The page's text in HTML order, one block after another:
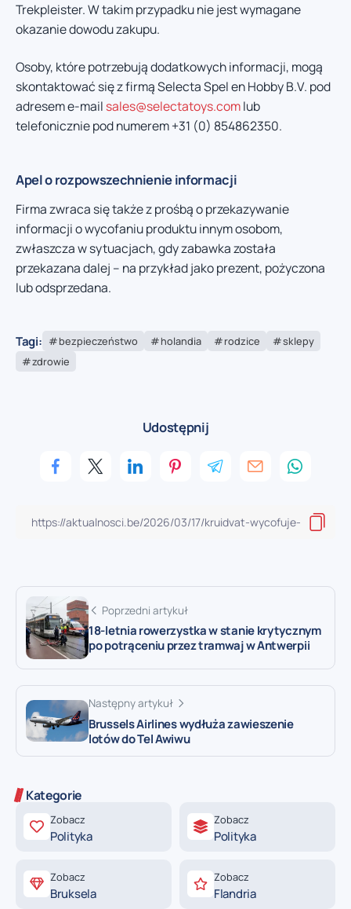
Trekpleister. W takim przypadku nie jest wymagane
okazanie dowodu zakupu.
Osoby, które potrzebują dodatkowych informacji, mogą
skontaktować się z firmą Selecta Spel en Hobby B.V. pod
adresem e-mail sales@selectatoys.comlub
telefonicznie pod numerem +31 (0) 854862350.
Apel o rozpowszechnienie informacji
Firma zwraca się także z prośbą o przekazywanie
informacji o wycofaniu produktu innym osobom,
zwłaszcza w sytuacjach, gdy zabawka została
przekazana dalej – na przykład jako prezent, pożyczona
lub odsprzedana.
Tagi: bezpieczeństwo holandia rodzice
sklepy
zdrowie
Udostępnij
Poprzedni artykuł
18-letnia rowerzystka w stanie krytycznym
po potrąceniu przez tramwaj w Antwerpii
Następny artykuł
Brussels Airlines wydłuża zawieszenie
lotów do Tel Awiwu
Kategorie
Zobacz
Polityka
Zobacz
Polityka
Zobacz
Bruksela
Zobacz
Flandria